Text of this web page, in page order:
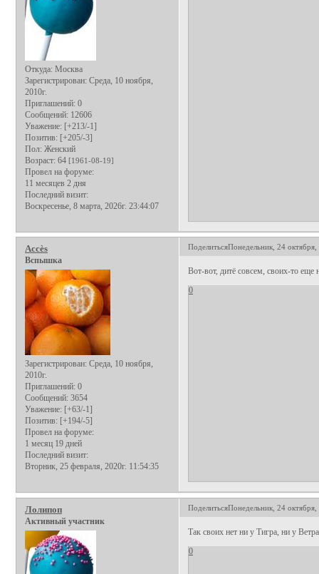
Откуда: Москва
Зарегистрирован: Среда, 10 ноября,
2010г.
Приглашений: 0
Сообщений: 12606
Уважение: [+213/-1]
Позитив: [+205/-3]
Пол: Женский
Возраст: 64 [1961-08-19]
Провел на форуме:
11 месяцев 2 дня
Последний визит:
Воскресенье, 8 марта, 2026г. 23:44:07
ПоделитьсяПонедельник, 24
Аccès
Вспышка
Зарегистрирован: Среда, 10 ноября,
2010г.
Приглашений: 0
Сообщений: 3654
Уважение: [+63/-1]
Позитив: [+194/-5]
Провел на форуме:
1 месяц 19 дней
Последний визит:
Вторник, 25 февраля, 2020г. 11:54:35
Вот-вот, дитё совсем, своих-то еще
0
ПоделитьсяПонедельник, 24
Лолипоп
Активный участник
Так своих нет ни у Тигра, ни у
0